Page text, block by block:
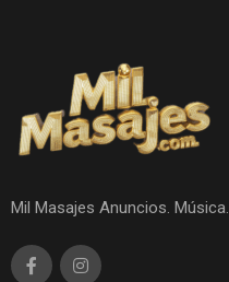
Mil Masajes Anuncios. Música.